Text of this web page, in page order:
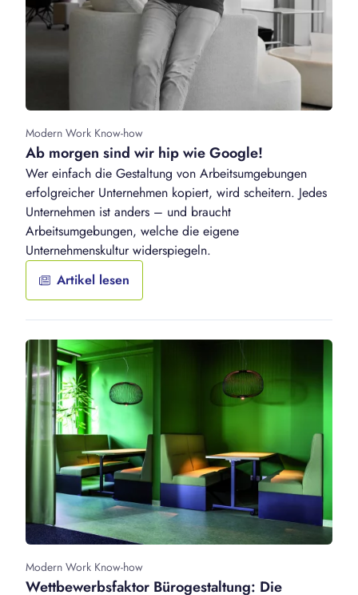
Modern Work Know-how
Ab morgen sind wir hip wie Google!
Wer einfach die Gestaltung von Arbeitsumgebungen
erfolgreicher Unternehmen kopiert, wird scheitern. Jedes
Unternehmen ist anders – und braucht
Arbeitsumgebungen, welche die eigene
Unternehmenskultur widerspiegeln.
Artikel lesen
Modern Work Know-how
Wettbewerbsfaktor Bürogestaltung: Die